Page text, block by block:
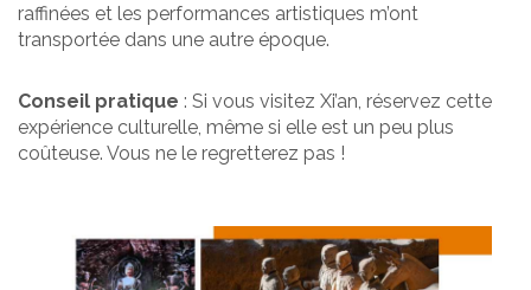
raffinées et les performances artistiques m’ont
transportée dans une autre époque.
Conseil pratique : Si vous visitez Xi’an, réservez cette
expérience culturelle, même si elle est un peu plus
coûteuse. Vous ne le regretterez pas !